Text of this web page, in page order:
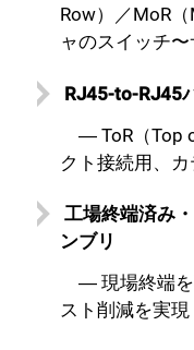
Row）／MoR
ャのスイッチ
RJ45-to-RJ45
― ToR（Top
クト接続用、
工場終端済み
ンブリ
― 現場終端を
スト削減を実現